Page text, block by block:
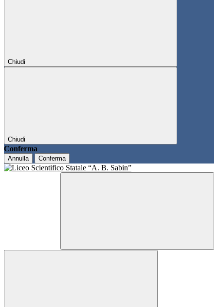
Chiudi
Chiudi
Conferma
Annulla Conferma